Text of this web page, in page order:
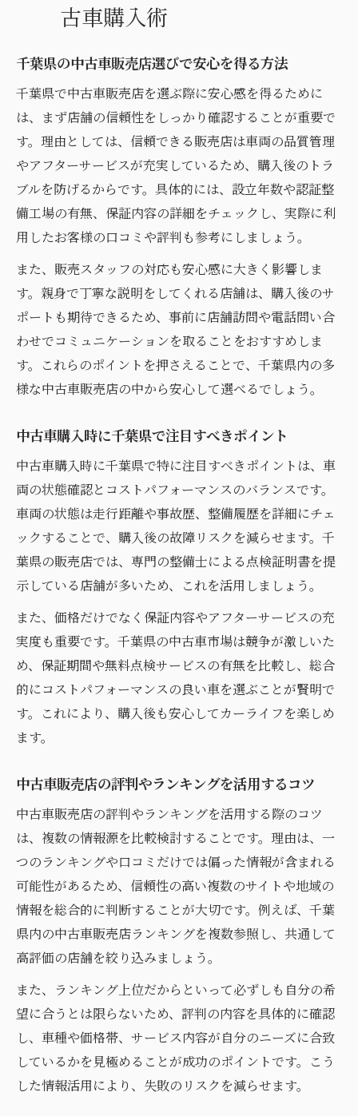
千葉県中古車最大級の展示場を選ぶメリッ
中古車の選び方を千葉県で徹底解説
千葉県で理想の中古車を探すための選び方
中古車選びで重視したい千葉県の店舗情報
千葉県中古車ランキング情報の活かし方
大型中古車展示場を千葉で利用する際の注
意点
千葉県でコスパ重視の中古車を見つけるコ
ツ
評判が高い千葉県中古車取扱の秘訣
中古車販売店の評判を千葉県でチェックす
る方法
千葉県中古車店のランキングを賢く利用す
るコツ
実践
千葉県で信頼される中古車取扱店の特徴と
は
中古車販売店の選定基準を千葉県で確認し
よう
コスパ重視なら千葉の中古車選択が最適
千葉県でコスパの良い中古車を選ぶための
基準
中古車を千葉県で安く手に入れる方法
コスパ重視の中古車販売店選び千葉県編
大型中古車展示場が千葉で人気な理由とは
中古車を千葉県で見極めるチェック法
千葉県で中古車を見極める重要なチェック
ポイント
中古車展示場で確認すべき千葉県特有の注
意点
千葉県中古車販売店選びのチェックリスト
活用法
中古車選びで千葉県の評判を参考にするコ
ツ
大型展示場の中古車を千葉県で比較する秘
訣
千葉で理想の中古車を手に入れるコツ
千葉県で理想の中古車を見つけるための探
古車購入術
千葉県の中古車販売店選びで安心を得る方法
千葉県で中古車販売店を選ぶ際に安心感を得るために
は、まず店舗の信頼性をしっかり確認することが重要で
す。理由としては、信頼できる販売店は車両の品質管理
やアフターサービスが充実しているため、購入後のトラ
ブルを防げるからです。具体的には、設立年数や認証整
備工場の有無、保証内容の詳細をチェックし、実際に利
用したお客様の口コミや評判も参考にしましょう。
また、販売スタッフの対応も安心感に大きく影響しま
す。親身で丁寧な説明をしてくれる店舗は、購入後のサ
ポートも期待できるため、事前に店舗訪問や電話問い合
わせでコミュニケーションを取ることをおすすめしま
す。これらのポイントを押さえることで、千葉県内の多
様な中古車販売店の中から安心して選べるでしょう。
中古車購入時に千葉県で注目すべきポイント
中古車購入時に千葉県で特に注目すべきポイントは、車
両の状態確認とコストパフォーマンスのバランスです。
車両の状態は走行距離や事故歴、整備履歴を詳細にチェ
ックすることで、購入後の故障リスクを減らせます。千
葉県の販売店では、専門の整備士による点検証明書を提
示している店舗が多いため、これを活用しましょう。
また、価格だけでなく保証内容やアフターサービスの充
実度も重要です。千葉県の中古車市場は競争が激しいた
め、保証期間や無料点検サービスの有無を比較し、総合
的にコストパフォーマンスの良い車を選ぶことが賢明で
す。これにより、購入後も安心してカーライフを楽しめ
ます。
中古車販売店の評判やランキングを活用するコツ
中古車販売店の評判やランキングを活用する際のコツ
は、複数の情報源を比較検討することです。理由は、一
つのランキングや口コミだけでは偏った情報が含まれる
可能性があるため、信頼性の高い複数のサイトや地域の
情報を総合的に判断することが大切です。例えば、千葉
県内の中古車販売店ランキングを複数参照し、共通して
高評価の店舗を絞り込みましょう。
また、ランキング上位だからといって必ずしも自分の希
望に合うとは限らないため、評判の内容を具体的に確認
し、車種や価格帯、サービス内容が自分のニーズに合致
しているかを見極めることが成功のポイントです。こう
した情報活用により、失敗のリスクを減らせます。